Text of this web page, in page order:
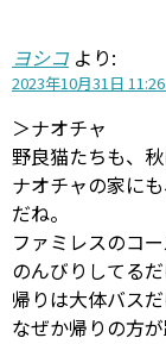
ヨシコ より:
2023年10月31日
＞ナオチャ
野良猫たちも、
ナオチャの家に
だね。
ファミレスのコ
のんびりしてるだ
帰りは大体バス
なぜか帰りの方